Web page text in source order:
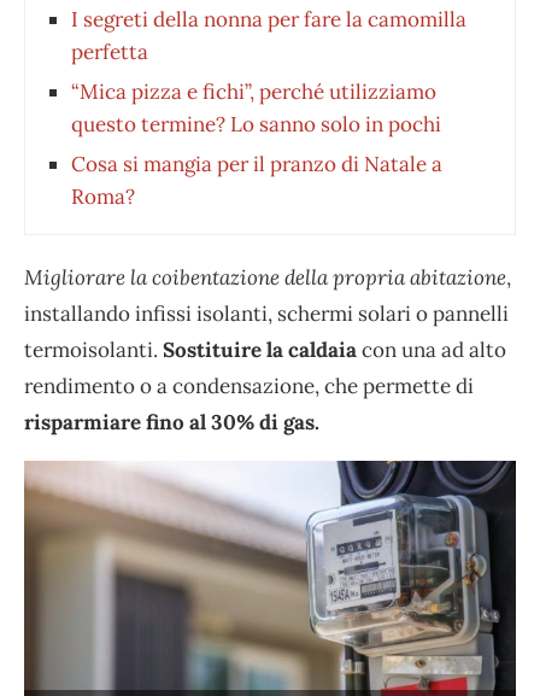
I segreti della nonna per fare la camomilla
perfetta
“Mica pizza e fichi”, perché utilizziamo
questo termine? Lo sanno solo in pochi
Cosa si mangia per il pranzo di Natale a
Roma?
Migliorare la coibentazione della propria abitazione,
installando infissi isolanti, schermi solari o pannelli
termoisolanti. Sostituire la caldaiacon una ad alto
rendimento o a condensazione, che permette di
risparmiare fino al 30% di gas.